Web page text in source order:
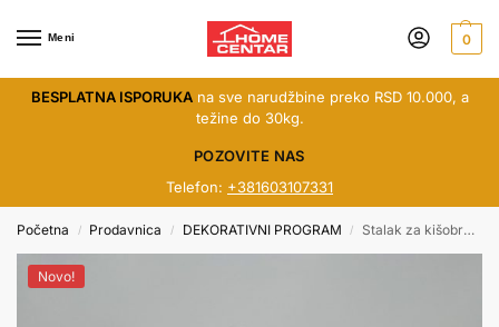
Meni 0
BESPLATNA ISPORUKAna sve narudžbine preko RSD 10.000, a
težine do 30kg.
POZOVITE NAS
Telefon: +381603107331
Početna / Prodavnica / DEKORATIVNI PROGRAM / Stalak za kišobrane Xf36582
Novo!